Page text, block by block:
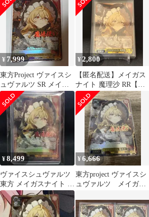
¥ 7,999
東方Project ヴァイスシ
ュヴァルツ SR メイガ
スナイト 魔理沙
¥ 2,800
【匿名配送】メイガス
ナイト 魔理沙 RR【ヴ
ァイスシュバルツ】
¥8,499
ヴァイスシュヴァルツ
東方 メイガスナイト 魔
理沙(箔押し入り)
SR★★★
¥6,666
東方project ヴァイスシ
ュヴァルツ メイガス